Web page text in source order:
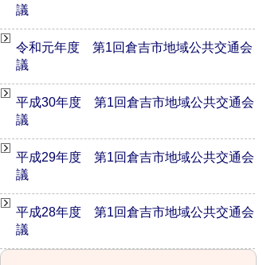
議
令和元年度 第1回倉吉市地域公共交通会
議
平成30年度 第1回倉吉市地域公共交通会
議
平成29年度 第1回倉吉市地域公共交通会
議
平成28年度 第1回倉吉市地域公共交通会
議